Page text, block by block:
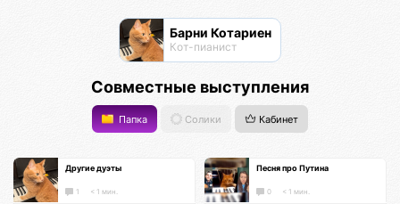
Барни Котариен
Кот-пианист
Совместные выступления
Папка Солики Кабинет
Другие дуэты
1 < 1 мин.
Песня про Путина
0 < 1 мин.